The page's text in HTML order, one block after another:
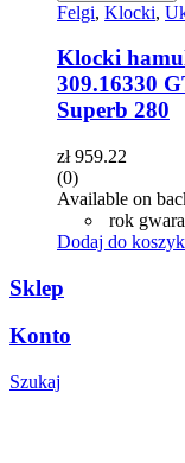
Felgi, Klocki,
Klocki
309.16330
Superb 280
zł959.22
(0)
Available on
rok
Dodaj do
Sklep
Konto
Szukaj